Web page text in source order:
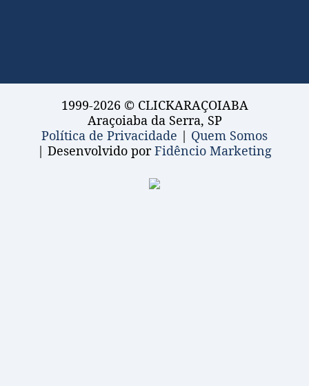
1999-2026 © CLICKARAÇOIABA
Araçoiaba da Serra, SP
Política de Privacidade | Quem Somos
| Desenvolvido porFidêncio Marketing